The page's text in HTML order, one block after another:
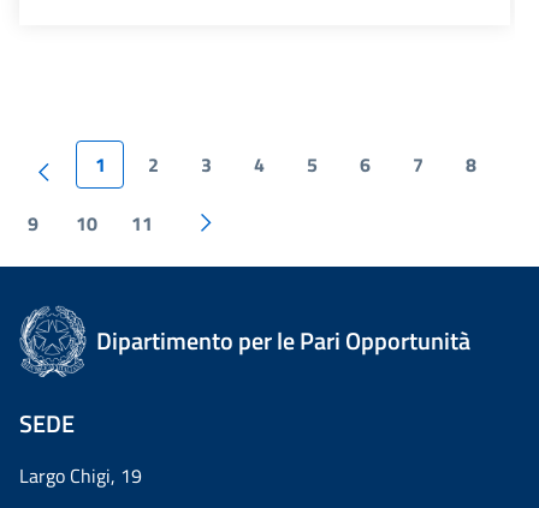
1 2 3 4 5 6 7 8
9 10 11
Dipartimento per le Pari Opportunità
SEDE
Largo Chigi, 19